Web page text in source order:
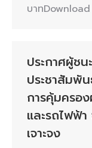
บาทDownload
ประกาศผู้ชน
ประชาสัมพั
การคุ้มครอ
และรถไฟฟ้า
เจาะจง